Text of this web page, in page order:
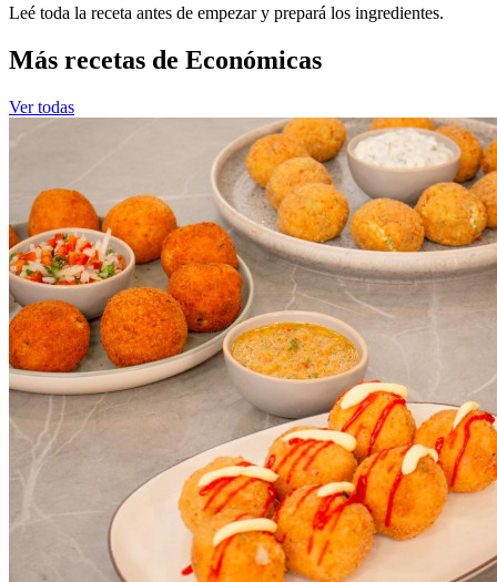
Leé toda la receta antes de empezar y prepará los ingredientes.
Más recetas de Económicas
Ver todas